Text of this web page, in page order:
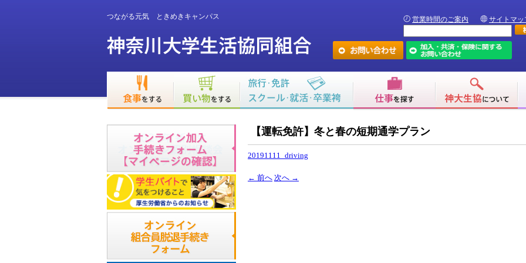
つながる元気 ときめきキャンパス 営業時間のご案内 サイトマッ
【運転免許】冬と春の短期通学プラン
20191111_driving
← 前へ 次へ →